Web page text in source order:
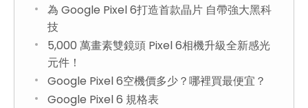
為 Google Pixel 6打造首款晶片 自帶強大黑科
技
5,000 萬畫素雙鏡頭 Pixel 6相機升級全新感光
元件！
Google Pixel 6空機價多少？哪裡買最便宜？
Google Pixel 6 規格表